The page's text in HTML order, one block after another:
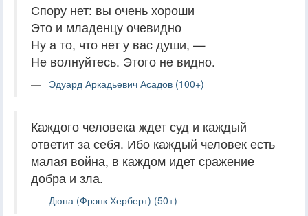
Спору нет: вы очень хороши
Это и младенцу очевидно
Ну а то, что нет у вас души, —
Не волнуйтесь. Этого не видно.
Эдуард Аркадьевич Асадов (100+)
Каждого человека ждет суд и каждый
ответит за себя. Ибо каждый человек есть
малая война, в каждом идет сражение
добра и зла.
Дюна (Фрэнк Херберт) (50+)